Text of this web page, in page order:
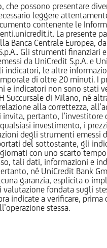
possono presentare
leggere
contenente le
La presente
Centrale Europea,
Gli strumenti finanziari
da UniCredit S.p.A. e
le altre
di oltre 20 minuti. I
indicatori non sono stati
di Milano, né
alla correttezza,
pertanto, l’investitore
investimento, i
degli strumenti emessi
del sottostante, gli
con uno scarto
tali dati, informazioni e
né UniCredit Bank
garanzia, esplicita o
fondata sugli
indicate a verificare,
stessa.